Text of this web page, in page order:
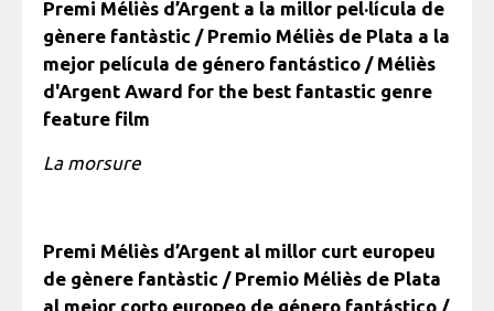
Premi Méliès d’Argent a la millor pel·lícula de
gènere fantàstic / Premio Méliès de Plata a la
mejor película de género fantástico / Méliès
d'Argent Award for the best fantastic genre
feature film
La morsure
Premi Méliès d’Argent al millor curt europeu
de gènere fantàstic / Premio Méliès de Plata
al mejor corto europeo de género fantástico /